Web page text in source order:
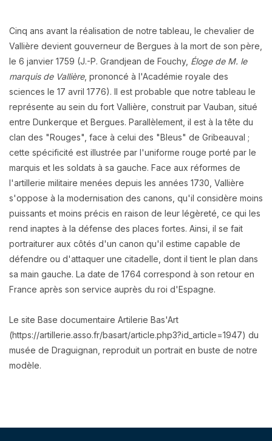
Cinq ans avant la réalisation de notre tableau, le chevalier de
Vallière devient gouverneur de Bergues à la mort de son père,
le 6 janvier 1759 (J.-P. Grandjean de Fouchy, Éloge de M. le
marquis de Vallière, prononcé à l'Académie royale des
sciences le 17 avril 1776). Il est probable que notre tableau le
représente au sein du fort Vallière, construit par Vauban, situé
entre Dunkerque et Bergues. Parallèlement, il est à la tête du
clan des "Rouges", face à celui des "Bleus" de Gribeauval ;
cette spécificité est illustrée par l'uniforme rouge porté par le
marquis et les soldats à sa gauche. Face aux réformes de
l'artillerie militaire menées depuis les années 1730, Vallière
s'oppose à la modernisation des canons, qu'il considère moins
puissants et moins précis en raison de leur légèreté, ce qui les
rend inaptes à la défense des places fortes. Ainsi, il se fait
portraiturer aux côtés d'un canon qu'il estime capable de
défendre ou d'attaquer une citadelle, dont il tient le plan dans
sa main gauche. La date de 1764 correspond à son retour en
France après son service auprès du roi d'Espagne.
Le site Base documentaire Artilerie Bas'Art
(https://artillerie.asso.fr/basart/article.php3?id_article=1947) du
musée de Draguignan, reproduit un portrait en buste de notre
modèle.